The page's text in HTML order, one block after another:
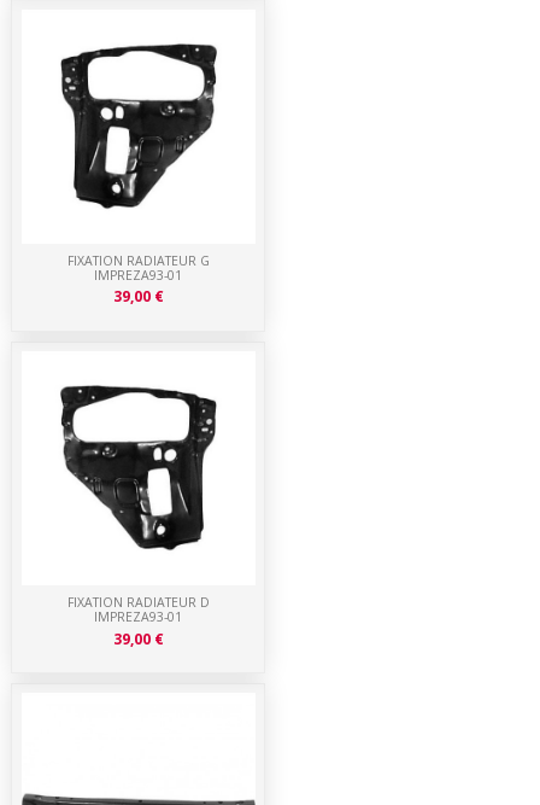
FIXATION RADIATEUR D
IMPREZA93-01
39,00 €
FIXATION RADIATEUR G
IMPREZA93-01
39,00 €